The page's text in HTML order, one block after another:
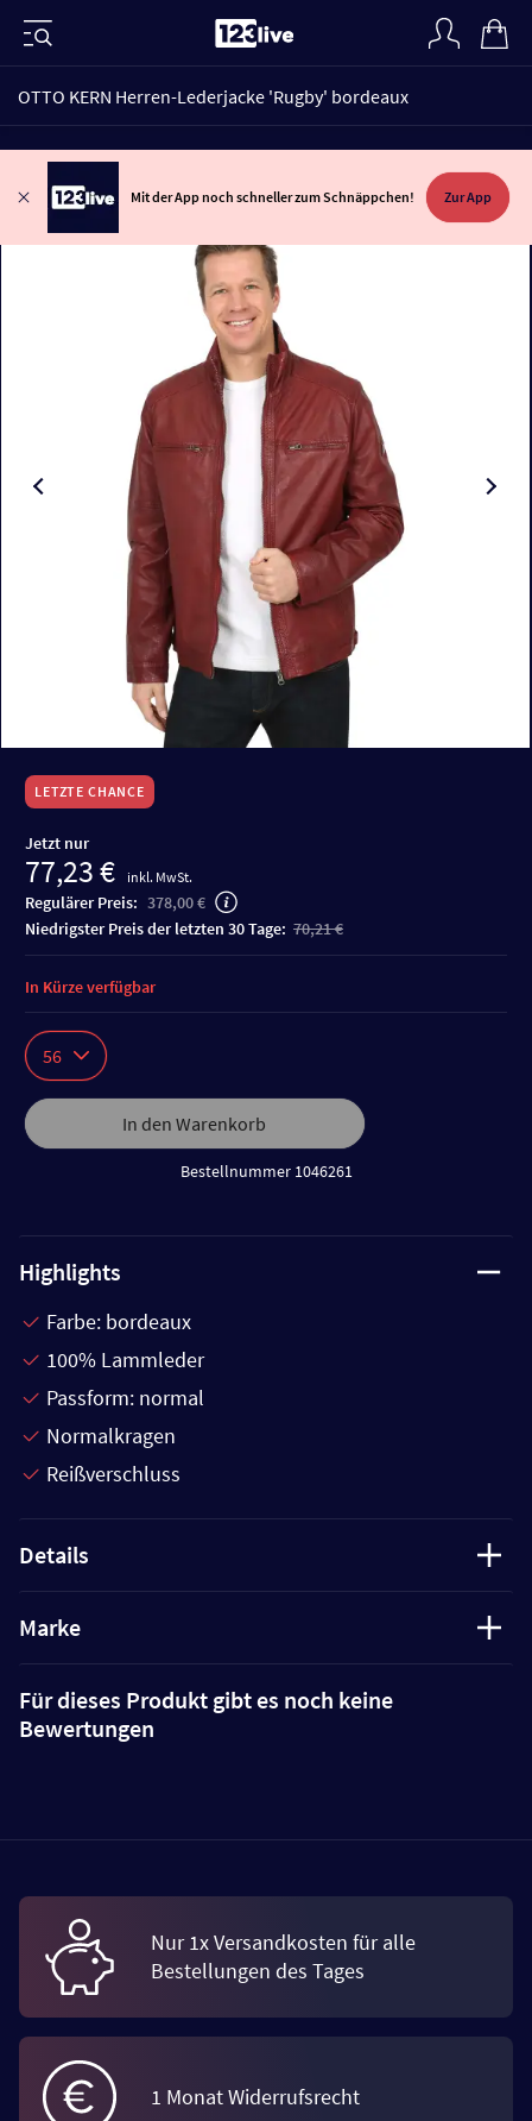
OTTO KERN Herren-Lederjacke 'Rugby' bordeaux
Mit der App noch schneller zum Schnäppchen! Zur App
LETZTE CHANCE
Jetzt nur
77,23 € inkl. MwSt.
Regulärer Preis: 378,00 €
niedrigster Preis der letzten 30 Tage: 70,21 €
56
In den Warenkorb
Bestellnummer 1046261
In Kürze verfügbar
Highlights
Farbe: bordeaux
100% Lammleder
Passform: normal
Normalkragen
Reißverschluss
Details
Marke
Für dieses Produkt gibt es noch keine
Bewertungen
Nur 1x Versandkosten für alle
Bestellungen des Tages
1 Monat Widerrufsrecht